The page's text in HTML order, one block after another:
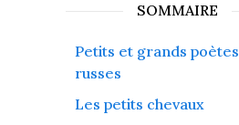
SOMMAIRE
Petits et grands poètes
russes
Les petits chevaux